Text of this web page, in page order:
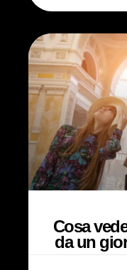
Cosa
da un